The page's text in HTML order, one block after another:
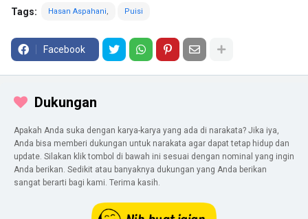
Tags: Hasan Aspahani Puisi
Facebook
Dukungan
Apakah Anda suka dengan karya-karya yang ada di narakata? Jika iya,
Anda bisa memberi dukungan untuk narakata agar dapat tetap hidup dan
update. Silakan klik tombol di bawah ini sesuai dengan nominal yang ingin
Anda berikan. Sedikit atau banyaknya dukungan yang Anda berikan
sangat berarti bagi kami. Terima kasih.